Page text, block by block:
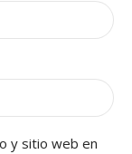
y sitio web en